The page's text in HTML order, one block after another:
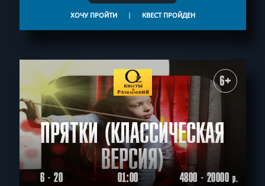
ХОЧУ ПРОЙТИ | КВЕСТ ПРОЙДЕН
6+
ПРЯТКИ (КЛАССИЧЕСКАЯ
ВЕРСИЯ)
6 - 20 01:00 4800 - 20000р.